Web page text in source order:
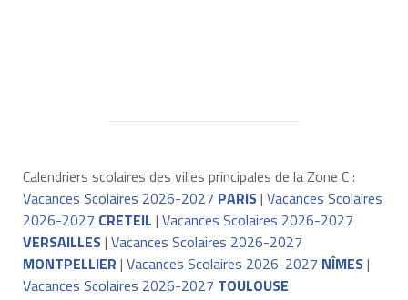
Calendriers scolaires des villes principales de la Zone C :
Vacances Scolaires 2026-2027 PARIS| Vacances Scolaires
2026-2027 CRETEIL | Vacances Scolaires 2026-2027
VERSAILLES| Vacances Scolaires 2026-2027
MONTPELLIER | Vacances Scolaires 2026-2027 NÎMES|
Vacances Scolaires 2026-2027 TOULOUSE